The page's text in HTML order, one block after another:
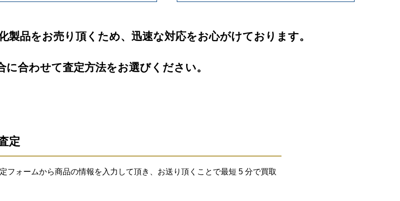
製品をお売り頂くため、迅速な対応をお心がけております。
に合わせて査定方法をお選びください。
定
フォームから商品の情報を入力して頂き、お送り頂くことで最短 5 分で買取